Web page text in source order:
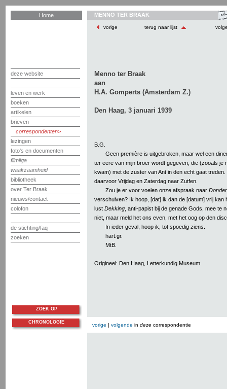
Home
deze website
leven en werk
boeken
artikelen
brieven
correspondenten
lezingen
foto's en documenten
filmliga
waakzaamheid
bibliotheek
over Ter Braak
nieuws/contact
colofon
de stichting/faq
zoeken
MENNO TER BRAAK
vorige terug naar lijst
Menno ter Braak
aan
H.A. Gomperts (Amsterdam Z.)
Den Haag, 3 januari 1939
B.G.
Geen première is uitgebroken, maar wel een
ter eere van mijn broer wordt gegeven, die (zooals je
kwam) met de zuster van Ant in den echt gaat treden.
daarvoor Vrijdag en Zaterdag naar Zutfen.
Zou je er voor voelen onze afspraak naar
verschuiven? Ik hoop, [dat] ik dan de [datum] vrij kan
lust Dekking , anti-papist bij de genade Gods, mee te
niet, maar meld het ons even, met het oog op den
In ieder geval, hoop ik, tot spoedig ziens.
hart.gr.
MtB.
Origineel: Den Haag, Letterkundig Museum
vorige | volgende in deze correspondentie
ZOEK OP
CHRONOLOGIE